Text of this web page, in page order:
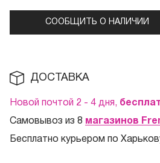
СООБЩИТЬ О НАЛИЧИИ
ДОСТАВКА
Новой почтой 2 - 4 дня,
Самовывоз из 8 магазинов
Бесплатно курьером по